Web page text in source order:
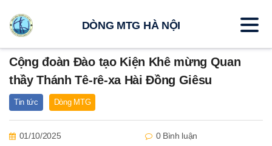
Cộng đoàn Đào tạo Kiện Khê mừng Quan
thầy Thánh Tê-rê-xa Hài Đồng Giêsu
Tin tức Dòng MTG
01/10/2025 0 Bình luận
DÒNG MTG HÀ NỘI